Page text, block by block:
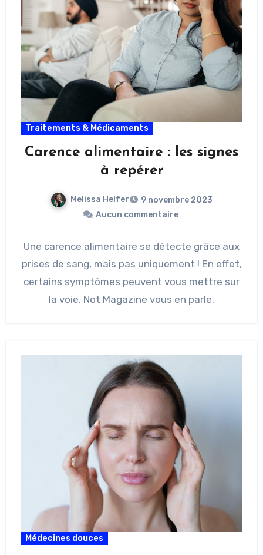
Traitements & Médicaments
Carence alimentaire : les signes
à repérer
Melissa Helfer
9 novembre 2023
Aucun commentaire
Une carence alimentaire se détecte grâce aux
prises de sang, mais pas uniquement ! En effet,
certains symptômes peuvent vous mettre sur
la voie. Not Magazine vous en parle.
Médecines douces